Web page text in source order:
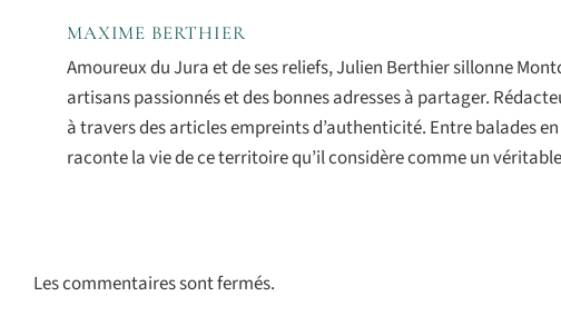
MAXIME BERTHIER
Amoureux du Jura et de ses reliefs, Julien Berthier sillonne
artisans passionnés et des bonnes adresses à partager.
à travers des articles empreints d’authenticité. Entre balades
raconte la vie de ce territoire qu’il considère comme un
Les commentaires sont fermés.